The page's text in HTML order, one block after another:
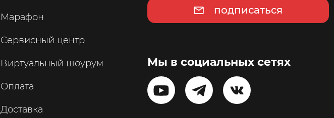
Марафон
Сервисный центр
Виртуальный шоурум
Оплата
Доставка
подписаться
Мы в социальных сетях